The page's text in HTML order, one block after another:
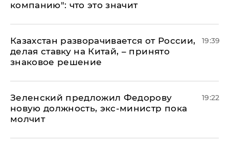
компанию": что это значит
Казахстан разворачивается от России,
делая ставку на Китай, – принято
знаковое решение
19:39
Зеленский предложил Федорову
новую должность, экс-министр пока
молчит
19:22